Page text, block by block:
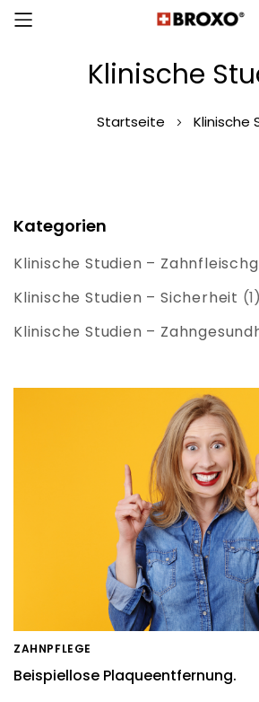
Klinische
Startseite Klinische
ZAHNPFLEGE
Beispiellose Plaqueentfernung.
Kategorien
Klinische Studien –
Klinische Studien – Sicherheit (1)
Klinische Studien –